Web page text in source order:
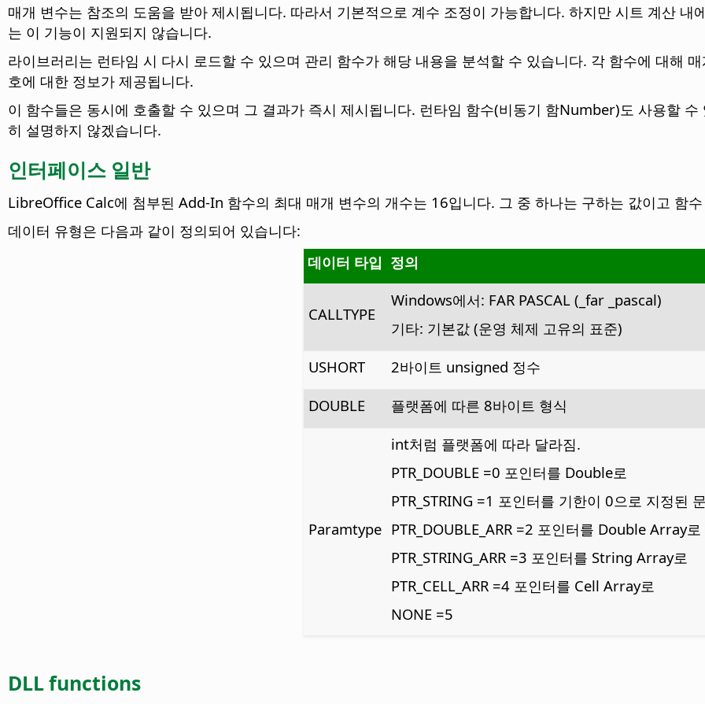
매개 변수는 참조의 도움을 받아 제시됩니다. 따라서 기본적으로 계수 조정이 가능합니다. 하지만 시트 계산
는 이 기능이 지원되지 않습니다.
라이브러리는 런타임 시 다시 로드할 수 있으며 관리 함수가 해당 내용을 분석할 수 있습니다. 각 함수에 대해
호에 대한 정보가 제공됩니다.
이 함수들은 동시에 호출할 수 있으며 그 결과가 즉시 제시됩니다. 런타임 함수(비동기 함Number)도 사용할
히 설명하지 않겠습니다.
인터페이스 일반
LibreOffice Calc에 첨부된 Add-In 함수의 최대 매개 변수의 개수는 16입니다. 그 중 하나는 구하는 값이고 함
데이터 유형은 다음과 같이 정의되어 있습니다:
데이터 타입 정의
CALLTYPE
Windows에서: FAR PASCAL (_far _pascal)
기타: 기본값 (운영 체제 고유의 표준)
USHORT
2바이트 unsigned 정수
DOUBLE
플랫폼에 따른 8바이트 형식
Paramtype
int처럼 플랫폼에 따라 달라짐.
PTR_DOUBLE =0 포인터를 Double로
PTR_STRING =1 포인터를 기한이 0으로 지정된
PTR_DOUBLE_ARR =2 포인터를 Double Array로
PTR_STRING_ARR =3 포인터를 String Array로
PTR_CELL_ARR =4 포인터를 Cell Array로
NONE =5
DLLfunctions